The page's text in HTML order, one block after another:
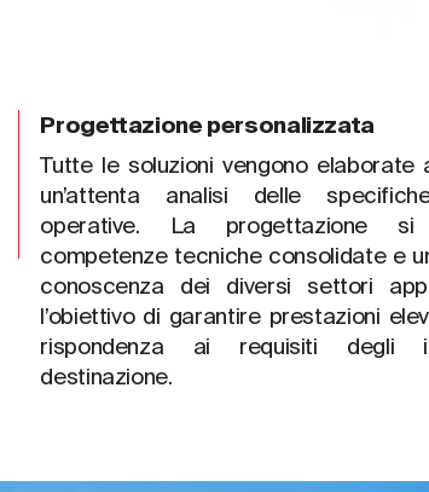
Progettazione personalizzata
Tutte le soluzioni vengono elaborate
un’attenta analisi delle
operative. La progettazione
competenze tecniche consolidate e
conoscenza dei diversi settori
l’obiettivo di garantire prestazioni
rispondenza ai requisiti degli
destinazione.